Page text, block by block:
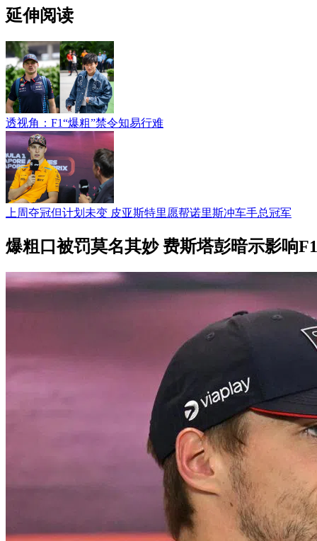
延伸阅读
透视角：F1“爆粗”禁令知易行难
上周夺冠但计划未变 皮亚斯特里愿帮诺里斯冲车手总冠军
爆粗口被罚莫名其妙 费斯塔彭暗示影响